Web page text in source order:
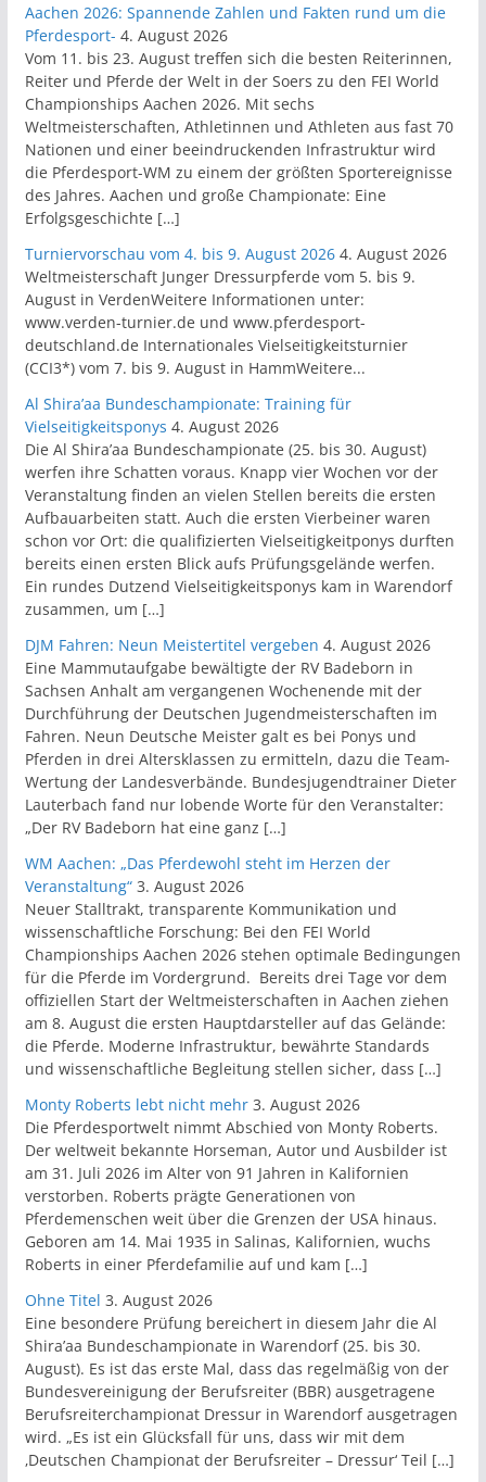
Aachen 2026: Spannende Zahlen und Fakten rund um die
Pferdesport- 4. August 2026
Vom 11. bis 23. August treffen sich die besten Reiterinnen,
Reiter und Pferde der Welt in der Soers zu den FEI World
Championships Aachen 2026. Mit sechs
Weltmeisterschaften, Athletinnen und Athleten aus fast 70
Nationen und einer beeindruckenden Infrastruktur wird
die Pferdesport-WM zu einem der größten Sportereignisse
des Jahres. Aachen und große Championate: Eine
Erfolgsgeschichte […]
Turniervorschau vom 4. bis 9. August 2026 4. August 2026
Weltmeisterschaft Junger Dressurpferde vom 5. bis 9.
August in VerdenWeitere Informationen unter:
www.verden-turnier.de und www.pferdesport-
deutschland.de Internationales Vielseitigkeitsturnier
(CCI3*) vom 7. bis 9. August in HammWeitere...
Al Shira’aa Bundeschampionate: Training für
Vielseitigkeitsponys 4. August 2026
Die Al Shira’aa Bundeschampionate (25. bis 30. August)
werfen ihre Schatten voraus. Knapp vier Wochen vor der
Veranstaltung finden an vielen Stellen bereits die ersten
Aufbauarbeiten statt. Auch die ersten Vierbeiner waren
schon vor Ort: die qualifizierten Vielseitigkeitponys durften
bereits einen ersten Blick aufs Prüfungsgelände werfen.
Ein rundes Dutzend Vielseitigkeitsponys kam in Warendorf
zusammen, um […]
DJM Fahren: Neun Meistertitel vergeben 4. August 2026
Eine Mammutaufgabe bewältigte der RV Badeborn in
Sachsen Anhalt am vergangenen Wochenende mit der
Durchführung der Deutschen Jugendmeisterschaften im
Fahren. Neun Deutsche Meister galt es bei Ponys und
Pferden in drei Altersklassen zu ermitteln, dazu die Team-
Wertung der Landesverbände. Bundesjugendtrainer Dieter
Lauterbach fand nur lobende Worte für den Veranstalter:
„Der RV Badeborn hat eine ganz […]
WM Aachen: „Das Pferdewohl steht im Herzen der
Veranstaltung“ 3. August 2026
Neuer Stalltrakt, transparente Kommunikation und
wissenschaftliche Forschung: Bei den FEI World
Championships Aachen 2026 stehen optimale Bedingungen
für die Pferde im Vordergrund. Bereits drei Tage vor dem
offiziellen Start der Weltmeisterschaften in Aachen ziehen
am 8. August die ersten Hauptdarsteller auf das Gelände:
die Pferde. Moderne Infrastruktur, bewährte Standards
und wissenschaftliche Begleitung stellen sicher, dass […]
Monty Roberts lebt nicht mehr 3. August 2026
Die Pferdesportwelt nimmt Abschied von Monty Roberts.
Der weltweit bekannte Horseman, Autor und Ausbilder ist
am 31. Juli 2026 im Alter von 91 Jahren in Kalifornien
verstorben. Roberts prägte Generationen von
Pferdemenschen weit über die Grenzen der USA hinaus.
Geboren am 14. Mai 1935 in Salinas, Kalifornien, wuchs
Roberts in einer Pferdefamilie auf und kam […]
Ohne Titel 3. August 2026
Eine besondere Prüfung bereichert in diesem Jahr die Al
Shira’aa Bundeschampionate in Warendorf (25. bis 30.
August). Es ist das erste Mal, dass das regelmäßig von der
Bundesvereinigung der Berufsreiter (BBR) ausgetragene
Berufsreiterchampionat Dressur in Warendorf ausgetragen
wird. „Es ist ein Glücksfall für uns, dass wir mit dem
‚Deutschen Championat der Berufsreiter – Dressur‘ Teil […]